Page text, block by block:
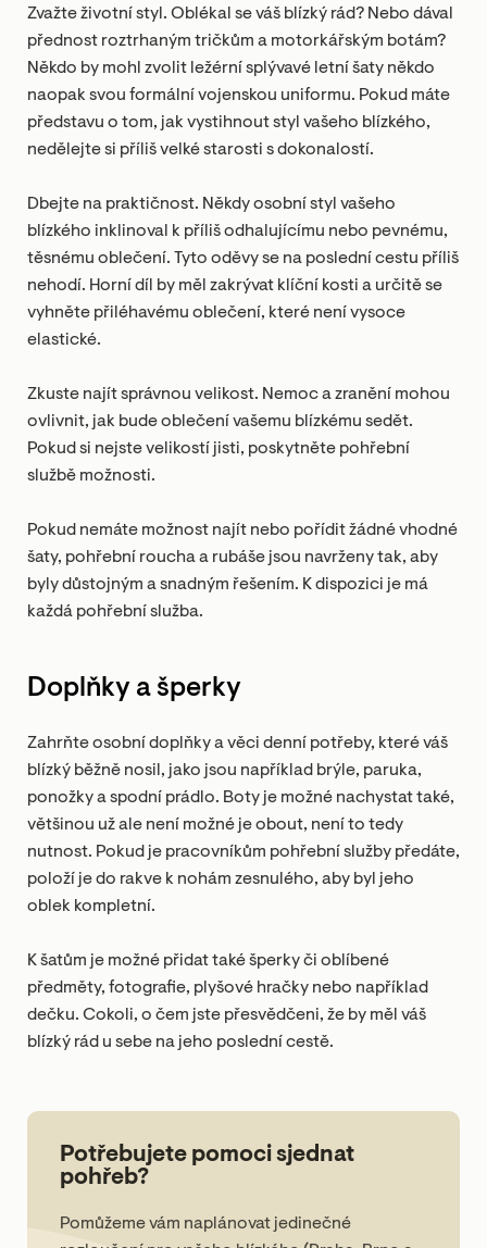
Zvažte životní styl. Oblékal se váš blízký rád? Nebo dával
přednost roztrhaným tričkům a motorkářským botám?
Někdo by mohl zvolit ležérní splývavé letní šaty někdo
naopak svou formální vojenskou uniformu. Pokud máte
představu o tom, jak vystihnout styl vašeho blízkého,
nedělejte si příliš velké starosti s dokonalostí.
Dbejte na praktičnost. Někdy osobní styl vašeho
blízkého inklinoval k příliš odhalujícímu nebo pevnému,
těsnému oblečení. Tyto oděvy se na poslední cestu příliš
nehodí. Horní díl by měl zakrývat klíční kosti a určitě se
vyhněte přiléhavému oblečení, které není vysoce
elastické.
Zkuste najít správnou velikost. Nemoc a zranění mohou
ovlivnit, jak bude oblečení vašemu blízkému sedět.
Pokud si nejste velikostí jisti, poskytněte pohřební
službě možnosti.
Pokud nemáte možnost najít nebo pořídit žádné vhodné
šaty, pohřební roucha a rubáše jsou navrženy tak, aby
byly důstojným a snadným řešením. K dispozici je má
každá pohřební služba.
Doplňky a šperky
Zahrňte osobní doplňky a věci denní potřeby, které váš
blízký běžně nosil, jako jsou například brýle, paruka,
ponožky a spodní prádlo. Boty je možné nachystat také,
většinou už ale není možné je obout, není to tedy
nutnost. Pokud je pracovníkům pohřební služby předáte,
položí je do rakve k nohám zesnulého, aby byl jeho
oblek kompletní.
K šatům je možné přidat také šperky či oblíbené
předměty, fotografie, plyšové hračky nebo například
dečku. Cokoli, o čem jste přesvědčeni, že by měl váš
blízký rád u sebe na jeho poslední cestě.
Potřebujete pomoci sjednat
pohřeb?
Pomůžeme vám naplánovat jedinečné